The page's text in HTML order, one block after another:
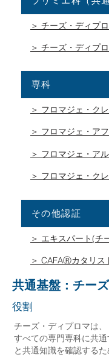
＞ チーズ・ディプ
＞ チーズ・ディプ
専科
＞ フロマジェ・ク
＞ フロマジェ・ア
＞ フロマジェ・ア
＞ フロマジェ・ク
その他認証
＞ エキスパート(
＞ CAFAⓇカタリス
共通基盤：チー
役割
チーズ・ディプロマは、
すべての専門専科に共
と共通知識を確認するた